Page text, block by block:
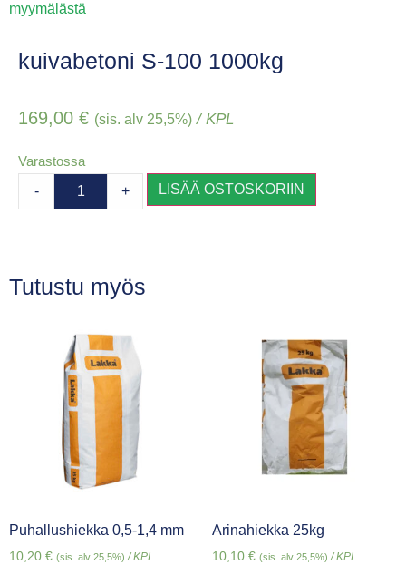
myymälästä
kuivabetoni S-100 1000kg
169,00 € (sis. alv 25,5%) / KPL
Varastossa
- + LISÄÄ OSTOSKORIIN
Tutustu myös
Puhallushiekka 0,5-1,4 mm
10,20 € (sis. alv 25,5%) / KPL
Arinahiekka 25kg
10,10 € (sis. alv 25,5%) / KPL